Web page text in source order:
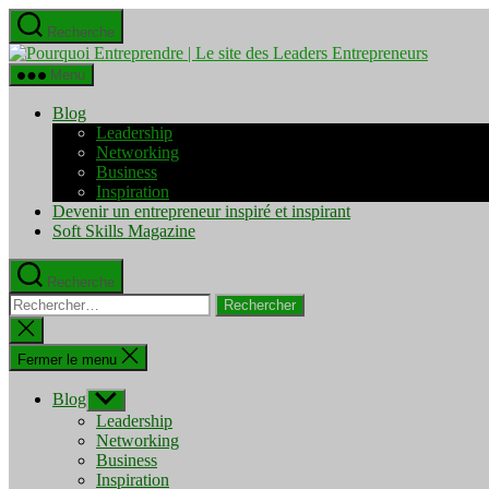
Aller
au
contenu
Recherche
Pourquoi
Menu
Blog
Leadership
Networking
Business
Inspiration
Devenir un entrepreneur inspiré et inspirant
Soft Skills Magazine
Recherche
Rechercher :
Fermer
la
recherche
Fermer le menu
Blog Afficher
le
sous-
menu
Leadership
Networking
Business
Inspiration